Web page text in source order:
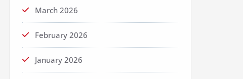
March 2026
February 2026
January 2026